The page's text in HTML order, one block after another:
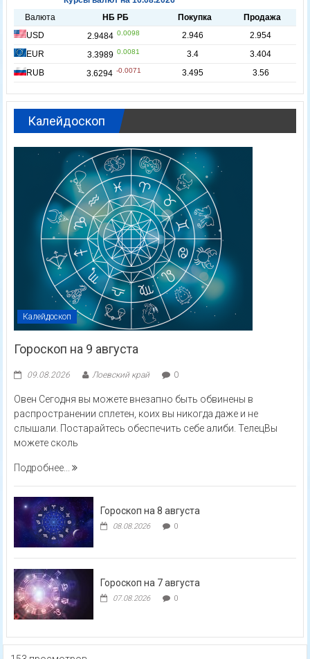
Калейдоскоп
Калейдоскоп
Гороскоп на 9 августа
09.08.2026 Лоевский край 0
Овен Сегодня вы можете внезапно быть обвинены в
распространении сплетен, коих вы никогда даже и не
слышали. Постарайтесь обеспечить себе алиби. ТелецВы
можете сколь
Подробнее...
Гороскоп на 8 августа
08.08.2026 0
Гороскоп на 7 августа
07.08.2026 0